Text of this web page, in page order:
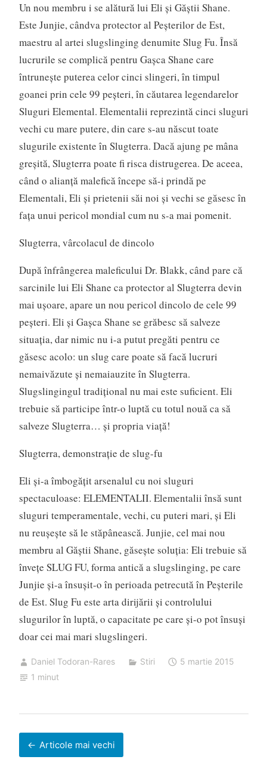
Un nou membru i se alătură lui Eli şi Găştii Shane.
Este Junjie, cândva protector al Peşterilor de Est,
maestru al artei slugslinging denumite Slug Fu. Însă
lucrurile se complică pentru Gaşca Shane care
întruneşte puterea celor cinci slingeri, în timpul
goanei prin cele 99 peşteri, în căutarea legendarelor
Sluguri Elemental. Elementalii reprezintă cinci sluguri
vechi cu mare putere, din care s-au născut toate
slugurile existente în Slugterra. Dacă ajung pe mâna
greşită, Slugterra poate fi risca distrugerea. De aceea,
când o alianţă malefică începe să-i prindă pe
Elementali, Eli şi prietenii săi noi şi vechi se găsesc în
faţa unui pericol mondial cum nu s-a mai pomenit.
Slugterra, vârcolacul de dincolo
După înfrângerea maleficului Dr. Blakk, când pare că
sarcinile lui Eli Shane ca protector al Slugterra devin
mai uşoare, apare un nou pericol dincolo de cele 99
peşteri. Eli şi Gaşca Shane se grăbesc să salveze
situaţia, dar nimic nu i-a putut pregăti pentru ce
găsesc acolo: un slug care poate să facă lucruri
nemaivăzute şi nemaiauzite în Slugterra.
Slugslingingul tradiţional nu mai este suficient. Eli
trebuie să participe într-o luptă cu totul nouă ca să
salveze Slugterra… şi propria viaţă!
Slugterra, demonstraţie de slug-fu
Eli şi-a îmbogăţit arsenalul cu noi sluguri
spectaculoase: ELEMENTALII. Elementalii însă sunt
sluguri temperamentale, vechi, cu puteri mari, şi Eli
nu reuşeşte să le stăpânească. Junjie, cel mai nou
membru al Găştii Shane, găseşte soluţia: Eli trebuie să
înveţe SLUG FU, forma antică a slugslinging, pe care
Junjie şi-a însuşit-o în perioada petrecută în Peşterile
de Est. Slug Fu este arta dirijării şi controlului
slugurilor în luptă, o capacitate pe care şi-o pot însuşi
doar cei mai mari slugslingeri.
Daniel Todoran-Rares Stiri
5 martie 2015
1 minut
Navigare
în
Articole mai vechi